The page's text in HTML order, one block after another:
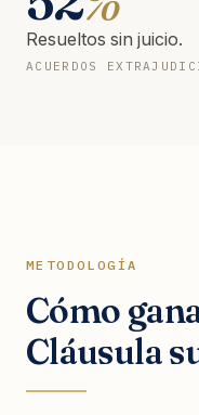
Resueltos sin juicio.
ACUERDOS
METODOLOGÍA
Cómo
Cláusula